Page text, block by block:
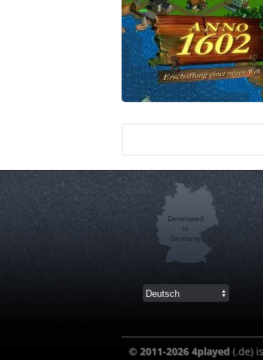
Developed
in
Germany
© 2011-2026 4played (.de)